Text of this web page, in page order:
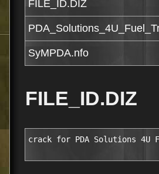
FILE_ID.DIZ
SyMPDA.nfo
FILE_ID.DIZ
crack for PDA Solutions 4U